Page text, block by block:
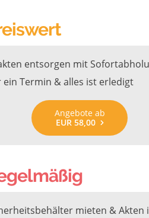
entsorgen mit
ein Termin & alles ist erledigt
Angebote ab
EUR 58,00
mieten & Akten